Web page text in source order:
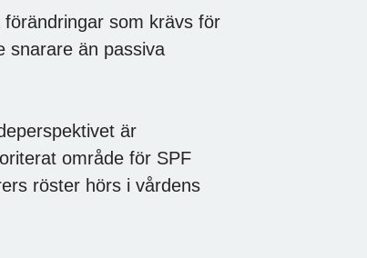
som krävs för
snarare än passiva
är
område för SPF
röster hörs i vårdens